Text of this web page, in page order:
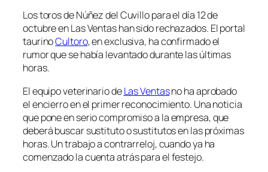
Los toros de Núñez del Cuvillo para el día 12 de
octubre en Las Ventas han sido rechazados. El portal
taurinoCultoro, en exclusiva, ha confirmado el
rumor que se había levantado durante las últimas
horas.
El equipo veterinario deLas Ventasno ha aprobado
el encierro en el primer reconocimiento. Una noticia
que pone en serio compromiso a la empresa, que
deberá buscar sustituto o sustitutos en las próximas
horas. Un trabajo a contrarreloj, cuando ya ha
comenzado la cuenta atrás para el festejo.